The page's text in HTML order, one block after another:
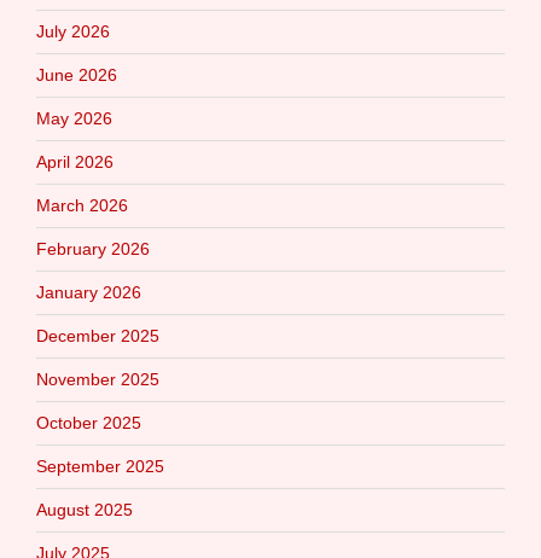
July 2026
June 2026
May 2026
April 2026
March 2026
February 2026
January 2026
December 2025
November 2025
October 2025
September 2025
August 2025
July 2025